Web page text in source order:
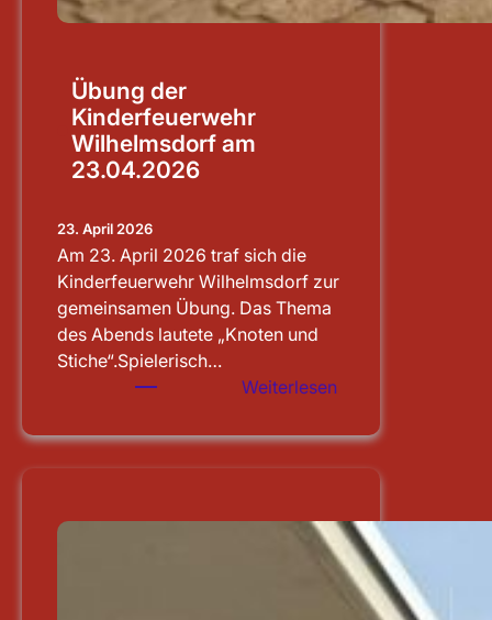
Übung der
Kinderfeuerwehr
Wilhelmsdorf am
23.04.2026
23. April 2026
Am 23. April 2026 traf sich die
Kinderfeuerwehr Wilhelmsdorf zur
gemeinsamen Übung. Das Thema
des Abends lautete „Knoten und
Stiche“.Spielerisch…
Weiterlesen
der
am
23.04.2026